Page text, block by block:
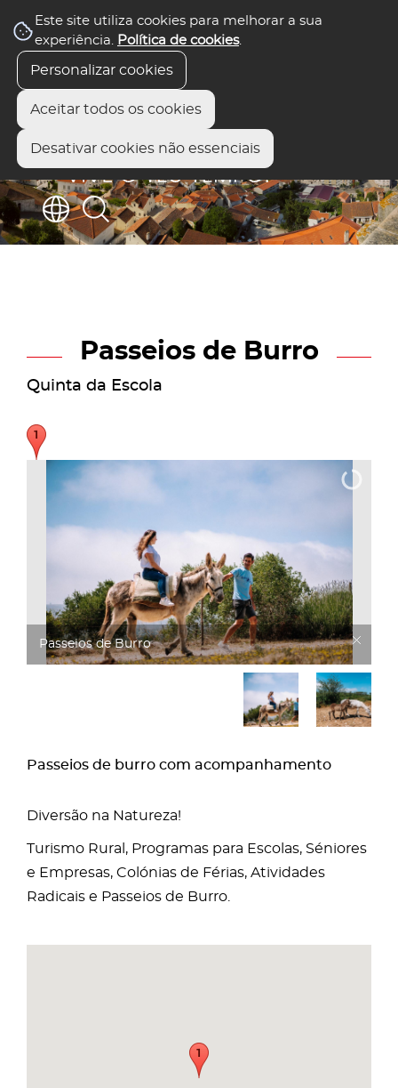
Este site utiliza cookies para melhorar a sua
experiência. Política de cookies.
Personalizar cookies
Aceitar todos os cookies
Desativar cookies não essenciais
Passeios de Burro
Quinta da Escola
Passeios de Burro
Passeios de burro com acompanhamento
Diversão na Natureza!
Turismo Rural, Programas para Escolas, Séniores
e Empresas, Colónias de Férias, Atividades
Radicais e Passeios de Burro.